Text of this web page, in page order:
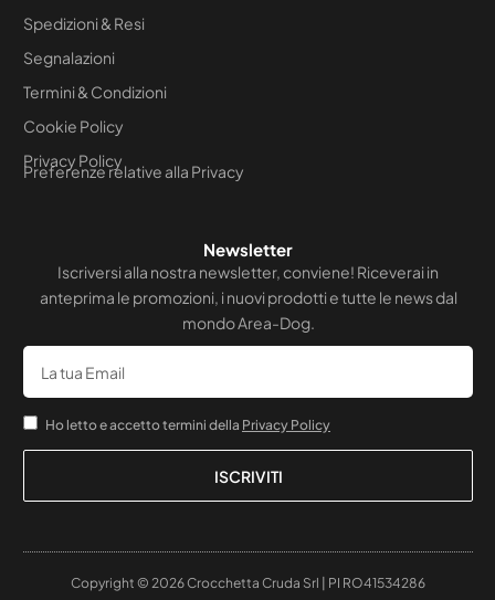
Spedizioni & Resi
Segnalazioni
Termini & Condizioni
Cookie Policy
Privacy Policy
Preferenze relative alla Privacy
Newsletter
Iscriversi alla nostra newsletter, conviene! Riceverai in
anteprima le promozioni, i nuovi prodotti e tutte le news dal
mondo Area-Dog.
Email
Accettazione
Ho letto e accetto termini della Privacy Policy
ISCRIVITI
Copyright © 2026 Crocchetta Cruda Srl | PI RO41534286